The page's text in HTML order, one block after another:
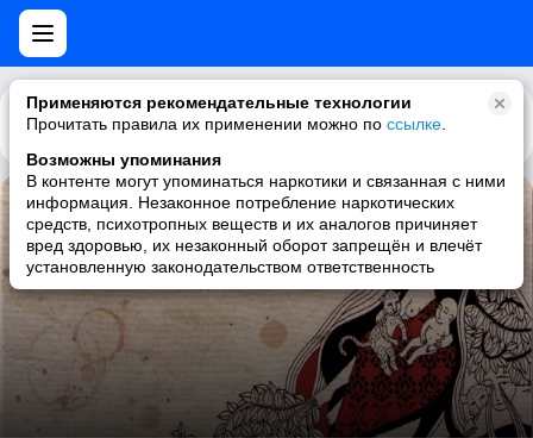
Применяются рекомендательные технологии
Прочитать правила их применении можно по ссылке
Возможны упоминания
В контенте могут упоминаться наркотики и связанная с ними
информация. Незаконное потребление наркотических
средств, психотропных веществ и их аналогов причиняет
вред здоровью, их незаконный оборот запрещён и влечёт
установленную законодательством ответственность
Каталог Рекомендации
She Kills
Cirrus